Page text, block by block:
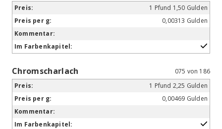
1 Pfund 1,50 Gulden
0,00313 Gulden
Chromscharlach
075 von 186
1 Pfund 2,25 Gulden
0,00469 Gulden